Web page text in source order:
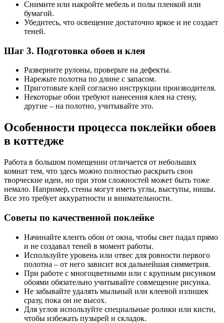
Снимите или накройте мебель и полы пленкой или
бумагой.
Убедитесь, что освещение достаточно яркое и не создает
теней.
Шаг 3. Подготовка обоев и клея
Разверните рулоны, проверьте на дефекты.
Нарежьте полотна по длине с запасом.
Приготовьте клей согласно инструкции производителя.
Некоторые обои требуют нанесения клея на стену,
другие – на полотно, учитывайте это.
Особенности процесса поклейки обоев
в коттедже
Работа в большом помещении отличается от небольших
комнат тем, что здесь можно полностью раскрыть свои
творческие идеи, но при этом сложностей может быть тоже
немало. Например, стены могут иметь углы, выступы, нишы.
Все это требует аккуратности и внимательности.
Советы по качественной поклейке
Начинайте клеить обои от окна, чтобы свет падал прямо
и не создавал теней в момент работы.
Используйте уровень или отвес для ровности первого
полотна – от него зависит вся дальнейшая симметрия.
При работе с многоцветными или с крупным рисунком
обоями обязательно учитывайте совмещение рисунка.
Не забывайте удалять мыльный или клеевой излишек
сразу, пока он не высох.
Для углов используйте специальные ролики или кисти,
чтобы избежать пузырей и складок.